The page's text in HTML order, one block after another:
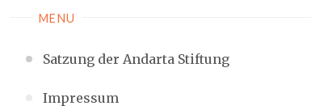
MENU
Satzung der Andarta Stiftung
Impressum